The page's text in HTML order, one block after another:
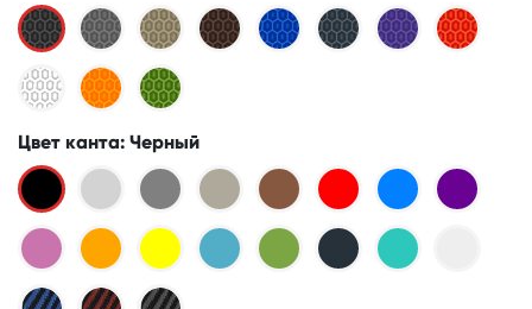
Цвет канта: Черный